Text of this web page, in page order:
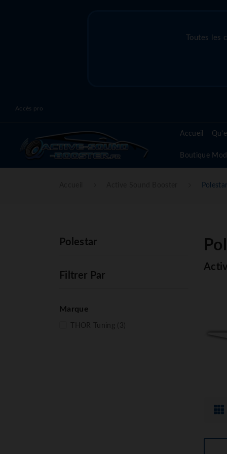
Toutes les
Accès pro
Accueil
Boutique
Polestar
Filtrer Par
Marque
THOR Tuning (3)